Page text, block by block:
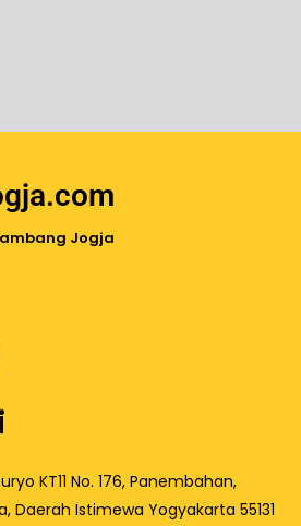
Jogja
KT11 No. 176, Panembahan,
Daerah Istimewa Yogyakarta 55131